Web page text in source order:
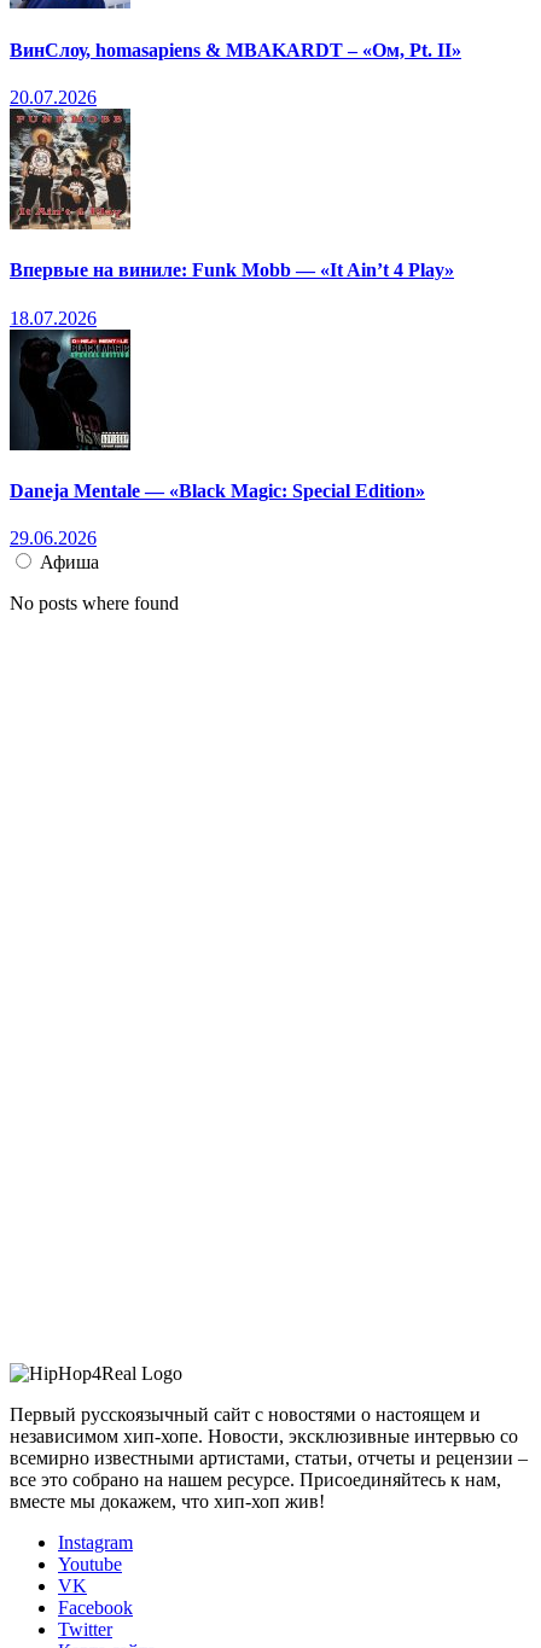
ВинСлоу, homasapiens & MBAKARDT – «Ом, Pt. II»
20.07.2026
Впервые на виниле: Funk Mobb — «It Ain’t 4 Play»
18.07.2026
Daneja Mentale — «Black Magic: Special Edition»
29.06.2026
Афиша
No posts where found
Первый русскоязычный сайт с новостями о настоящем и
независимом хип-хопе. Новости, эксклюзивные интервью со
всемирно известными артистами, статьи, отчеты и рецензии –
все это собрано на нашем ресурсе. Присоединяйтесь к нам,
вместе мы докажем, что хип-хоп жив!
Instagram
Youtube
VK
Facebook
Twitter